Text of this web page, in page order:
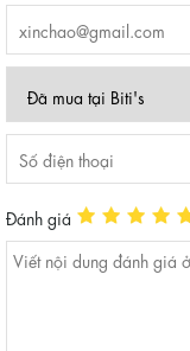
Đánh giá